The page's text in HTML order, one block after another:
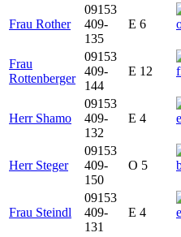
Frau Rother
09153
409-
135
E 6
Frau
Rottenberger
09153
409-
144
E 12
Herr Shamo
09153
409-
132
E 4
Herr Steger
09153
409-
150
O 5
Frau Steindl
09153
409-
131
E 4